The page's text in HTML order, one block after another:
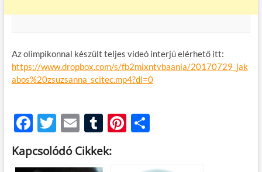
Az olimpikonnal készült teljes videó interjú elérhető itt:
https://www.dropbox.com/s/fb2mixntvbaania/20170729_jak
abos%20zsuzsanna_scitec.mp4?dl=0
F
ac
e
T
w
itt
E
m
ail
T
u
m
Pi O
Kapcsolódó Cikkek: